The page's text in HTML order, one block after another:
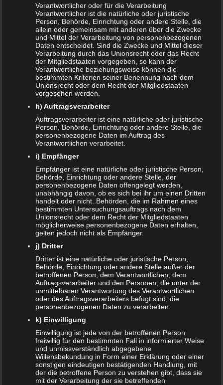
Hallo, ich bin Arne und seit Anfang an dabei. Mir
macht es unglaublichen Spaß Artikel zu
verfassen. Jeden Tag mache ich mich auf die
Suche nach neuen und interessanten Themen.
Falls ihr Themen-Wünsche habt, meldet euch
gerne bei mir.
Auch interessant:
Beitragsnavigation
← Sushi in der Schwangerschaft – lieber die Finger weg?
Babyhaut schützen: So gelingt es am besten! →
Schreibe einen Kommentar
Deine E-Mail-Adresse wird nicht veröffentlicht.
Erforderliche Felder sind mit*markiert
Kommentar*
E-Mail-Adresse*
Verantwortlicher oder für die Verarbeitung
Verantwortlicher ist die natürliche oder juristische
Person, Behörde, Einrichtung oder andere Stelle, die
allein oder gemeinsam mit anderen über die Zwecke
und Mittel der Verarbeitung von personenbezogenen
Daten entscheidet. Sind die Zwecke und Mittel dieser
Verarbeitung durch das Unionsrecht oder das Recht
der Mitgliedstaaten vorgegeben, so kann der
Verantwortliche beziehungsweise können die
bestimmten Kriterien seiner Benennung nach dem
Unionsrecht oder dem Recht der Mitgliedstaaten
vorgesehen werden.
h) Auftragsverarbeiter
Auftragsverarbeiter ist eine natürliche oder juristische
Person, Behörde, Einrichtung oder andere Stelle, die
personenbezogene Daten im Auftrag des
Verantwortlichen verarbeitet.
i) Empfänger
Empfänger ist eine natürliche oder juristische Person,
Behörde, Einrichtung oder andere Stelle, der
personenbezogene Daten offengelegt werden,
unabhängig davon, ob es sich bei ihr um einen Dritten
handelt oder nicht. Behörden, die im Rahmen eines
bestimmten Untersuchungsauftrags nach dem
Unionsrecht oder dem Recht der Mitgliedstaaten
möglicherweise personenbezogene Daten erhalten,
gelten jedoch nicht als Empfänger.
j) Dritter
Dritter ist eine natürliche oder juristische Person,
Behörde, Einrichtung oder andere Stelle außer der
betroffenen Person, dem Verantwortlichen, dem
Auftragsverarbeiter und den Personen, die unter der
unmittelbaren Verantwortung des Verantwortlichen
oder des Auftragsverarbeiters befugt sind, die
personenbezogenen Daten zu verarbeiten.
k) Einwilligung
Einwilligung ist jede von der betroffenen Person
freiwillig für den bestimmten Fall in informierter Weise
und unmissverständlich abgegebene
Willensbekundung in Form einer Erklärung oder einer
sonstigen eindeutigen bestätigenden Handlung, mit
der die betroffene Person zu verstehen gibt, dass sie
mit der Verarbeitung der sie betreffenden